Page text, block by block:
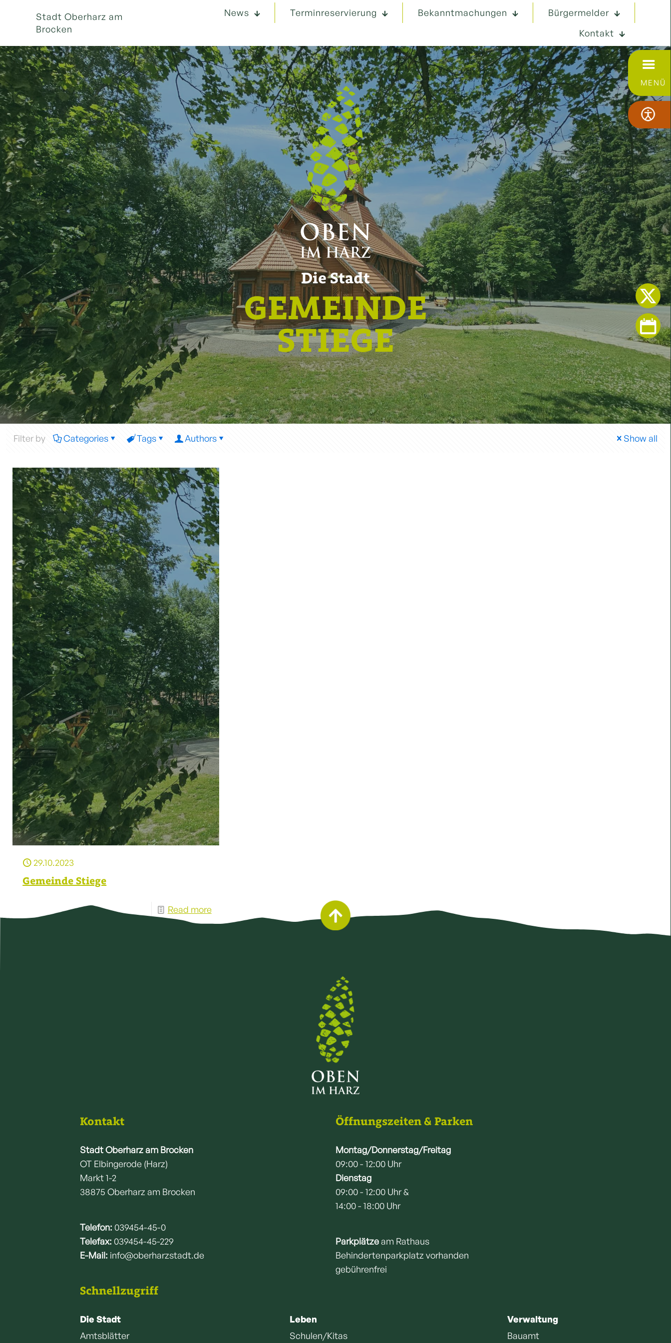
MENÜ
Stadt Oberharz am
Brocken
News Terminreservierung Bekanntmachungen
Bürgermelder
Kontakt
Die Stadt
GEMEINDE
STIEGE
Filter by Categories Tags Authors Show all
29.10.2023
Gemeinde Stiege
Read more
Kontakt
Stadt Oberharz am Brocken
OT Elbingerode (Harz)
Markt 1-2
38875 Oberharz am Brocken
Telefon: 039454-45-0
Telefax: 039454-45-229
E-Mail: info@oberharzstadt.de
Öffnungszeiten & Parken
Montag/Donnerstag/Freitag
09:00 - 12:00 Uhr
Dienstag
09:00 - 12:00 Uhr &
14:00 - 18:00 Uhr
Parkplätzeam Rathaus
Behindertenparkplatz vorhanden
gebührenfrei
Schnellzugriff
Die Stadt
Amtsblätter
Leben
Schulen/Kitas
Verwaltung
Bauamt